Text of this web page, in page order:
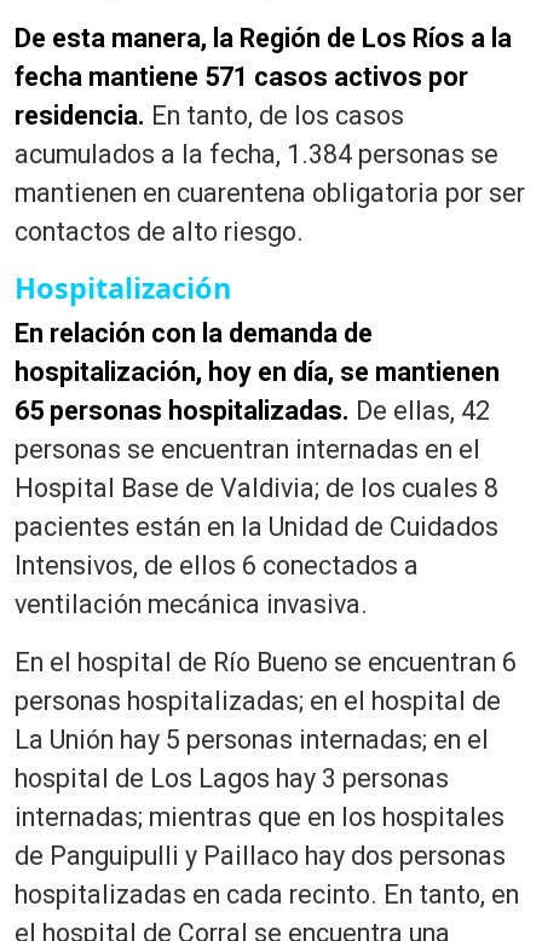
De esta manera, la Región de Los Ríos a la
fecha mantiene 571 casos activos por
residencia. En tanto, de los casos
acumulados a la fecha, 1.384 personas se
mantienen en cuarentena obligatoria por ser
contactos de alto riesgo.
Hospitalización
En relación con la demanda de
hospitalización, hoy en día, se mantienen
65 personas hospitalizadas. De ellas, 42
personas se encuentran internadas en el
Hospital Base de Valdivia; de los cuales 8
pacientes están en la Unidad de Cuidados
Intensivos, de ellos 6 conectados a
ventilación mecánica invasiva.
En el hospital de Río Bueno se encuentran 6
personas hospitalizadas; en el hospital de
La Unión hay 5 personas internadas; en el
hospital de Los Lagos hay 3 personas
internadas; mientras que en los hospitales
de Panguipulli y Paillaco hay dos personas
hospitalizadas en cada recinto. En tanto, en
el hospital de Corral se encuentra una